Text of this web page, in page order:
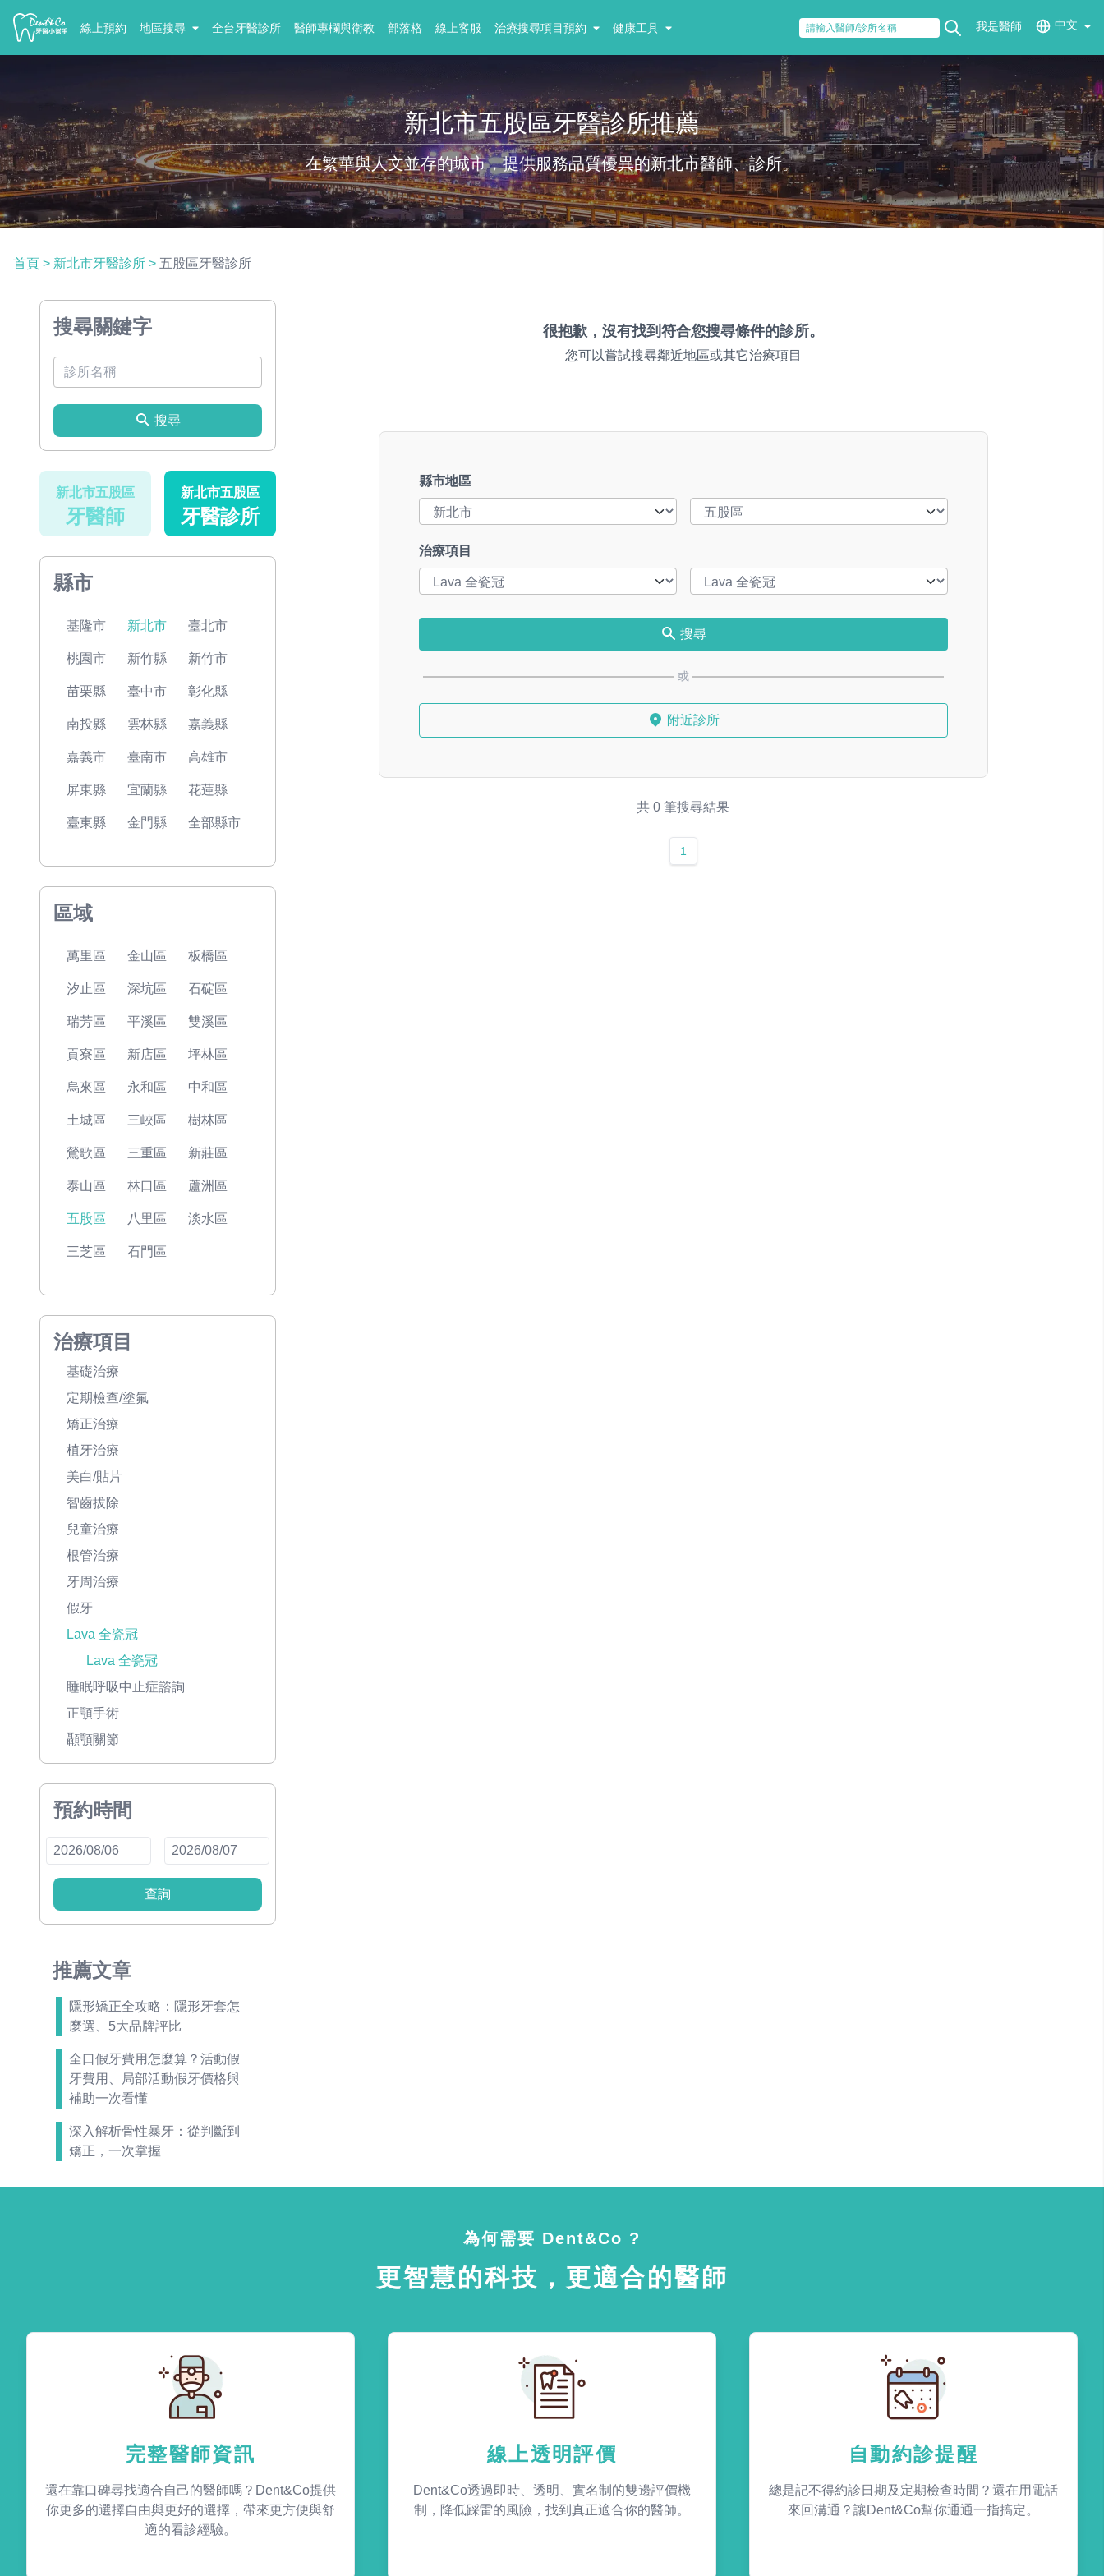
線上預約 地區搜尋 全台牙醫診所 醫師專欄與衛教 部落格 線上客服 治療搜尋項目預約 健康工具 我是醫師 中文
新北市五股區牙醫診所推薦
在繁華與人文並存的城市，提供服務品質優異的新北市醫師、診所。
首頁 > 新北市牙醫診所 > 五股區牙醫診所
搜尋關鍵字
搜尋
新北市五股區
牙醫師
新北市五股區
牙醫診所
縣市
基隆市 新北市 臺北市
桃園市 新竹縣 新竹市
苗栗縣 臺中市 彰化縣
南投縣 雲林縣 嘉義縣
嘉義市 臺南市 高雄市
屏東縣 宜蘭縣 花蓮縣
臺東縣 金門縣 全部縣市
區域
萬里區 金山區 板橋區
汐止區 深坑區 石碇區
瑞芳區 平溪區 雙溪區
貢寮區 新店區 坪林區
烏來區 永和區 中和區
土城區 三峽區 樹林區
鶯歌區 三重區 新莊區
泰山區 林口區 蘆洲區
五股區 八里區 淡水區
三芝區 石門區
治療項目
基礎治療
定期檢查/塗氟
矯正治療
植牙治療
美白/貼片
智齒拔除
兒童治療
根管治療
牙周治療
假牙
Lava 全瓷冠
Lava 全瓷冠
睡眠呼吸中止症諮詢
正顎手術
顳顎關節
預約時間
查詢
推薦文章
隱形矯正全攻略：隱形牙套怎
麼選、5大品牌評比
全口假牙費用怎麼算？活動假
牙費用、局部活動假牙價格與
補助一次看懂
深入解析骨性暴牙：從判斷到
矯正，一次掌握
很抱歉，沒有找到符合您搜尋條件的診所。
您可以嘗試搜尋鄰近地區或其它治療項目
縣市地區
治療項目
搜尋
或
附近診所
共 0 筆搜尋結果
1
為何需要 Dent&Co ?
更智慧的科技，更適合的醫師
完整醫師資訊
還在靠口碑尋找適合自己的醫師嗎？Dent&Co提供
你更多的選擇自由與更好的選擇，帶來更方便與舒
適的看診經驗。
線上透明評價
Dent&Co透過即時、透明、實名制的雙邊評價機
制，降低踩雷的風險，找到真正適合你的醫師。
自動約診提醒
總是記不得約診日期及定期檢查時間？還在用電話
來回溝通？讓Dent&Co幫你通通一指搞定。